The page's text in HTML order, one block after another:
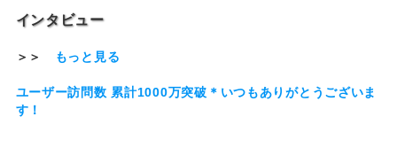
インタビュー
＞＞ もっと見る
ユーザー訪問数 累計1000万突破＊いつもありがとうございま
す！